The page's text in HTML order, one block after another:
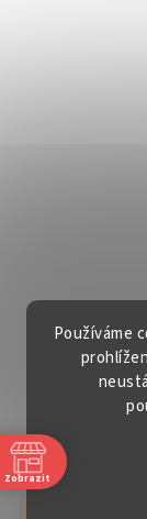
Používáme
Copyright 2026
Zobrazit